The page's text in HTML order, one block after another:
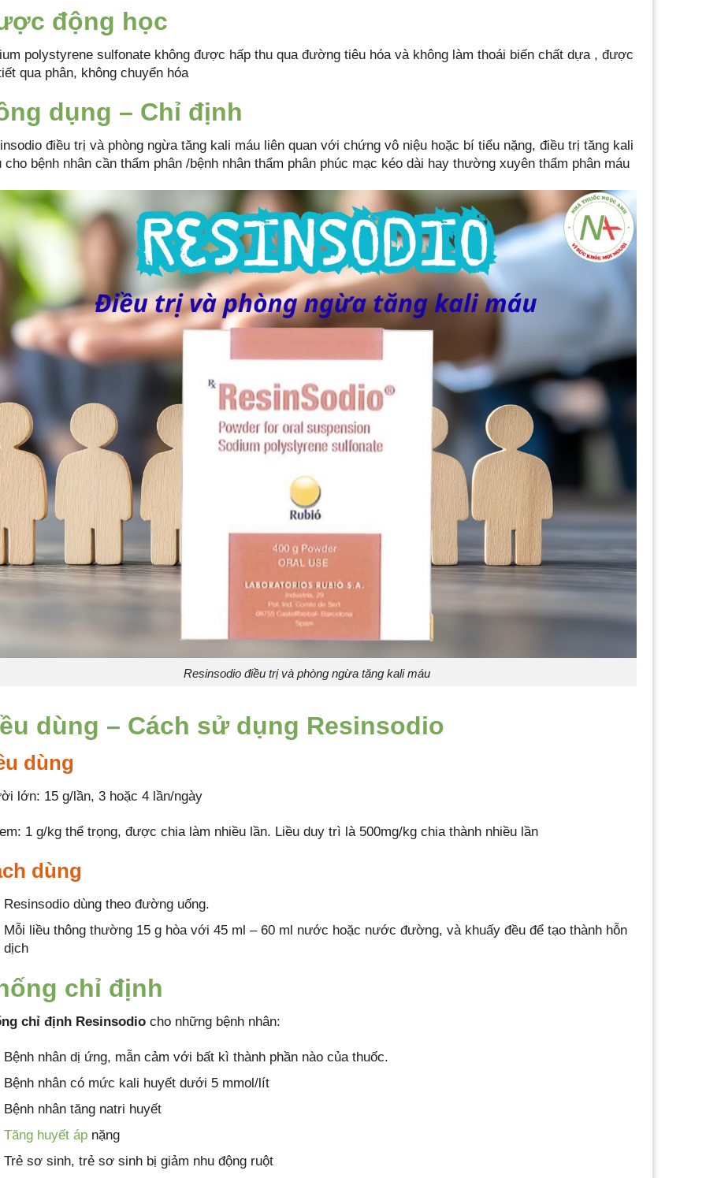
động học
polystyrene sulfonate không được hấp thu qua đường tiêu hóa và không làm thoái biến chất dựa , được
qua phân, không chuyển hóa
dụng – Chỉ định
điều trị và phòng ngừa tăng kali máu liên quan với chứng vô niệu hoặc bí tiểu nặng, điều trị tăng kali
cho bệnh nhân cần thẩm phân /bệnh nhân thẩm phân phúc mạc kéo dài hay thường xuyên thẩm phân máu
Resinsodio điều trị và phòng ngừa tăng kali máu
dùng – Cách sử dụng Resinsodio
dùng
lớn: 15 g/lần, 3 hoặc 4 lần/ngày
1 g/kg thể trọng, được chia làm nhiều lần. Liều duy trì là 500mg/kg chia thành nhiều lần
dùng
Resinsodio dùng theo đường uống.
Mỗi liều thông thường 15 g hòa với 45 ml – 60 ml nước hoặc nước đường, và khuấy đều để tạo thành hỗn
dịch
chỉ định
chỉ định Resinsodio cho những bệnh nhân:
Bệnh nhân dị ứng, mẫn cảm với bất kì thành phần nào của thuốc.
Bệnh nhân có mức kali huyết dưới 5 mmol/lít
Bệnh nhân tăng natri huyết
Tăng huyết áp nặng
Trẻ sơ sinh, trẻ sơ sinh bị giảm nhu động ruột